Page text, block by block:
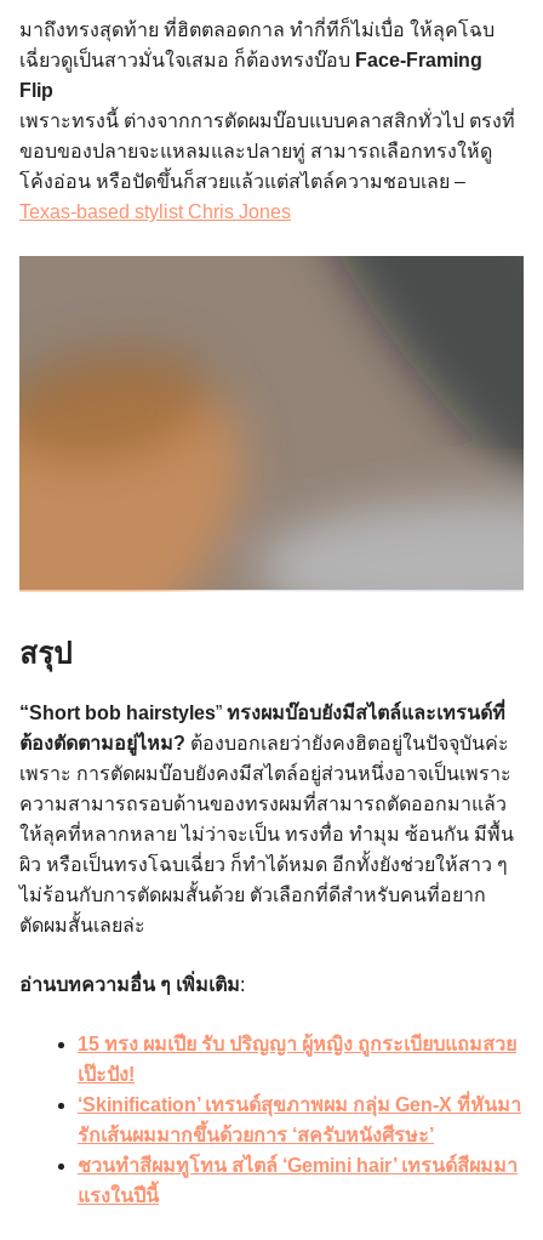
มาถึงทรงสุดท้าย ที่ฮิตตลอดกาล ทำกี่ทีก็ไม่เบื่อ ให้ลุคโฉบ
เฉี่ยวดูเป็นสาวมั่นใจเสมอ ก็ต้องทรงบ๊อบ Face-Framing
Flip
เพราะทรงนี้ ต่างจากการตัดผมบ๊อบแบบคลาสสิกทั่วไป ตรงที่
ขอบของปลายจะแหลมและปลายทู่ สามารถเลือกทรงให้ดู
โค้งอ่อน หรือปัดขึ้นก็สวยแล้วแต่สไตล์ความชอบเลย –
Texas-based stylist Chris Jones
สรุป
“Short bob hairstyles” ทรงผมบ๊อบยังมีสไตล์และเทรนด์ที่
ต้องตัดตามอยู่ไหม? ต้องบอกเลยว่ายังคงฮิตอยู่ในปัจจุบันค่ะ
เพราะ การตัดผมบ๊อบยังคงมีสไตล์อยู่ส่วนหนึ่งอาจเป็นเพราะ
ความสามารถรอบด้านของทรงผมที่สามารถตัดออกมาแล้ว
ให้ลุคที่หลากหลาย ไม่ว่าจะเป็น ทรงทื่อ ทำมุม ซ้อนกัน มีพื้น
ผิว หรือเป็นทรงโฉบเฉี่ยว ก็ทำได้หมด อีกทั้งยังช่วยให้สาว ๆ
ไม่ร้อนกับการตัดผมสั้นด้วย ตัวเลือกที่ดีสำหรับคนที่อยาก
ตัดผมสั้นเลยล่ะ
อ่านบทความอื่น ๆ เพิ่มเติม:
15 ทรง ผมเปีย รับ ปริญญา ผู้หญิง ถูกระเบียบแถมสวย
เป๊ะปัง!
‘Skinification’ เทรนด์สุขภาพผม กลุ่ม Gen-X ที่หันมา
รักเส้นผมมากขึ้นด้วยการ ‘สครับหนังศีรษะ’
ชวนทำสีผมทูโทน สไตล์ ‘Gemini hair’ เทรนด์สีผมมา
แรงในปีนี้